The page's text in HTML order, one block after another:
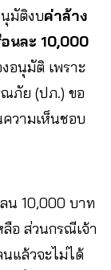
มัติงบค่าล้าง
นละ 10,000
อนุมัติ เพราะ
ณภัย (ปภ.) ขอ
วามเห็นชอบ
น 10,000 บาท
อ ส่วนกรณีเจ้า
แล้วจะไม่ได้